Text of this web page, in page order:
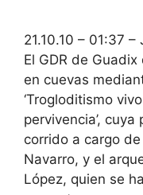
21.10.10 – 01:37 –
El GDR de
en cuevas
‘Trogloditismo
pervivencia’,
corrido a cargo
Navarro, y el
López, quien se